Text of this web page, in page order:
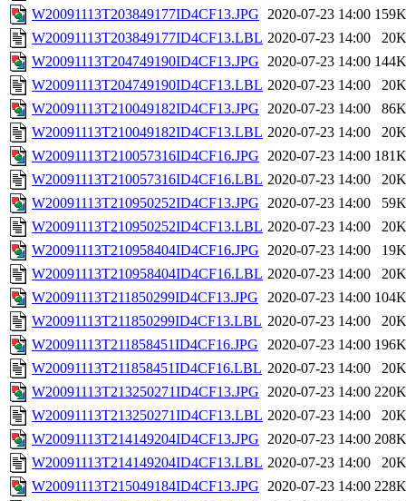
W20091113T203849177ID4CF13.JPG 2020-07-23 14:00 159K
W20091113T203849177ID4CF13.LBL 2020-07-23 14:00
20K
W20091113T204749190ID4CF13.JPG 2020-07-23 14:00 144K
W20091113T204749190ID4CF13.LBL 2020-07-23 14:00
20K
W20091113T210049182ID4CF13.JPG 2020-07-23 14:00
86K
W20091113T210049182ID4CF13.LBL 2020-07-23 14:00
20K
W20091113T210057316ID4CF16.JPG 2020-07-23 14:00 181K
W20091113T210057316ID4CF16.LBL 2020-07-23 14:00
20K
W20091113T210950252ID4CF13.JPG 2020-07-23 14:00
59K
W20091113T210950252ID4CF13.LBL 2020-07-23 14:00
20K
W20091113T210958404ID4CF16.JPG 2020-07-23 14:00
19K
W20091113T210958404ID4CF16.LBL 2020-07-23 14:00
20K
W20091113T211850299ID4CF13.JPG
2020-07-23 14:00 104K
W20091113T211850299ID4CF13.LBL 2020-07-23 14:00
20K
W20091113T211858451ID4CF16.JPG
2020-07-23 14:00 196K
W20091113T211858451ID4CF16.LBL 2020-07-23 14:00
20K
W20091113T213250271ID4CF13.JPG 2020-07-23 14:00 220K
W20091113T213250271ID4CF13.LBL 2020-07-23 14:00
20K
W20091113T214149204ID4CF13.JPG 2020-07-23 14:00 208K
W20091113T214149204ID4CF13.LBL 2020-07-23 14:00
20K
W20091113T215049184ID4CF13.JPG 2020-07-23 14:00 228K